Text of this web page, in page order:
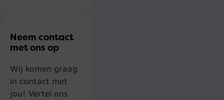
Neem contact
met ons op
Wij komen graag
in contact met
jou! Vertel ons